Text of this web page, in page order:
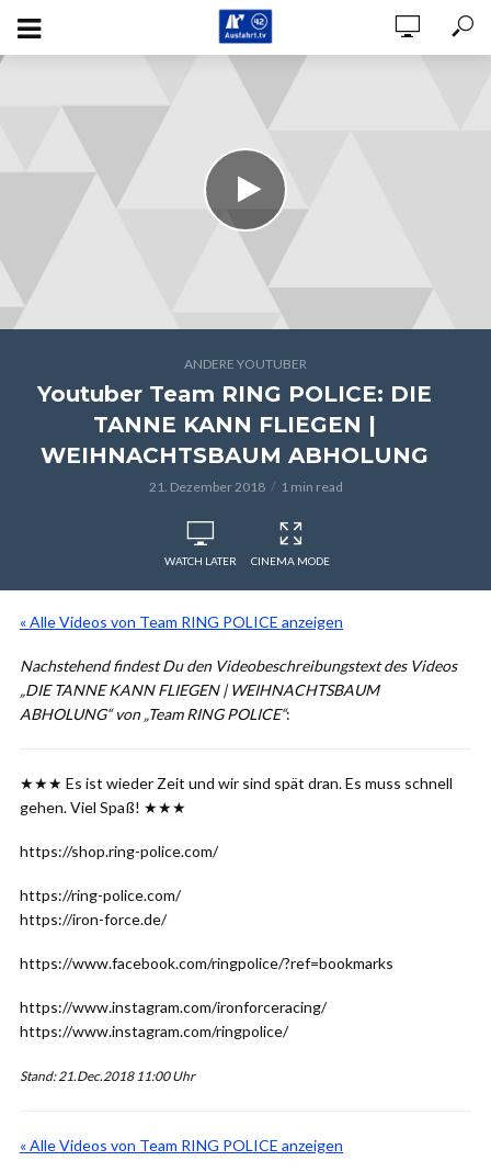
ANDERE YOUTUBER
Youtuber Team RING POLICE: DIE
TANNE KANN FLIEGEN |
WEIHNACHTSBAUM ABHOLUNG
21. Dezember 2018 1 min read
WATCH LATER CINEMA MODE
« Alle Videos von Team RING POLICE anzeigen
Nachstehend findest Du den Videobeschreibungstext des Videos
„DIE TANNE KANN FLIEGEN | WEIHNACHTSBAUM
ABHOLUNG“ von „Team RING POLICE“:
★★★ Es ist wieder Zeit und wir sind spät dran. Es muss schnell
gehen. Viel Spaß! ★★★
https://shop.ring-police.com/
https://ring-police.com/
https://iron-force.de/
https://www.facebook.com/ringpolice/?ref=bookmarks
https://www.instagram.com/ironforceracing/
https://www.instagram.com/ringpolice/
Stand: 21.Dec.2018 11:00 Uhr
« Alle Videos von Team RING POLICE anzeigen